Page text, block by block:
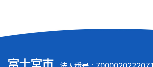
富士宮市